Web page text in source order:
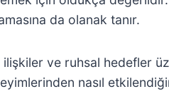
da olanak tanır.
ilişkiler ve ruhsal hedefler
nasıl